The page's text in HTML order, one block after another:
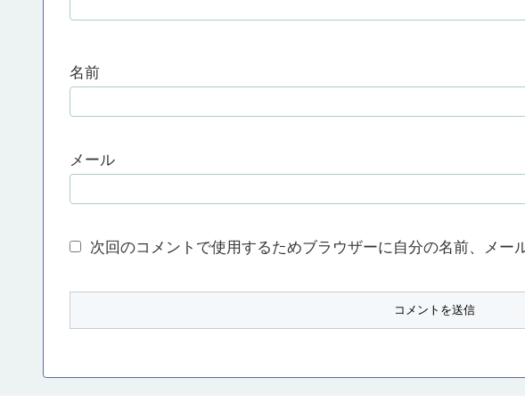
名前
メール
次回のコメントで使用するためブラウザーに自分の名前、メー